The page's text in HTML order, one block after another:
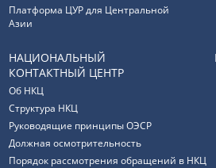
Платформа ЦУР для Центральной
Азии
НАЦИОНАЛЬНЫЙ
КОНТАКТНЫЙ ЦЕНТР
Об НКЦ
Структура НКЦ
Руководящие принципы ОЭСР
Должная осмотрительность
Порядок рассмотрения обращений в НКЦ